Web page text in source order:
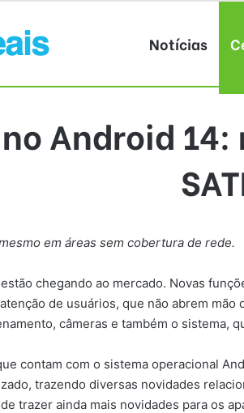
Notícias
no Android
em áreas sem cobertura de rede.
chegando ao mercado. Novas
de usuários, que não abrem
câmeras e também o
contam com o sistema operacional
trazendo diversas novidades
trazer ainda mais novidades para os